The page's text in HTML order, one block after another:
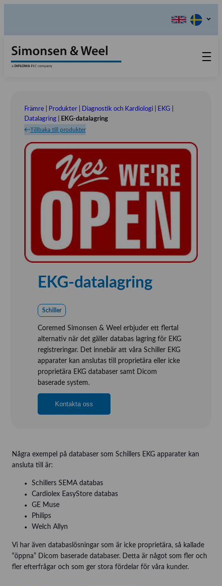
Kontakta oss
Våra värderingar
Om oss
Referensinstallation
Utställningar
Tlf.: 031 – 52 11 40
Främre| Produkter| Diagnostik och Kardiologi| EKG
Datalagring| EKG-datalagring
Tillbaka till produkter
EKG-datalagring
Schiller
Coremed Simonsen & Weel erbjuder ett flertal
alternativ när det gäller databas lagring för EKG
registreringar. Det innebär att våra Schiller EKG
apparater kan anslutas till proprietära eller icke
proprietära EKG databaser samt Dicom
baserade system.
Kontakta oss
Några exempel på databaser som Schillers EKG apparater kan
ansluta till är:
Schillers SEMA databas
Cardiolex EasyStore databas
GE Muse
Philips
Welch Allyn
Vi har även databaslösningar som är icke proprietära, så kallade
“öppna” Dicom baserade databaser. Detta är något som fler och
fler efterfrågar och som ger stora fördelar för våra kunder.